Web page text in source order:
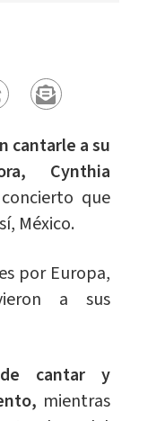
cantarle a su
Cynthia
que
México.
por Europa,
a sus
cantar y
mientras